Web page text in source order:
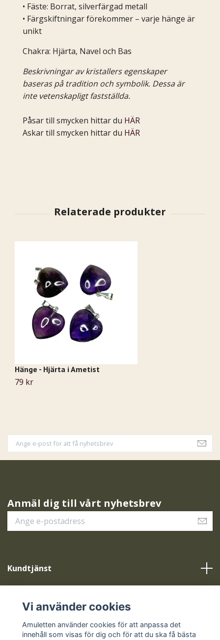
• Fäste: Borrat, silverfärgad metall
• Färgskiftningar förekommer – varje hänge är
unikt
Chakra: Hjärta, Navel och Bas
Beskrivningar av kristallers egenskaper
baseras på tradition och symbolik. Dessa är
inte vetenskapligt fastställda.
Påsar till smycken hittar du HÄR
Askar till smycken hittar du HÄR
Hänge - Hjärta i Ametist
79 kr
Anmäl dig till vårt nyhetsbrev
Kundtjänst
Sociala medier
Vi använder cookies
Amuletten använder cookies för att anpassa det
innehåll som visas för dig och för att du ska få bästa